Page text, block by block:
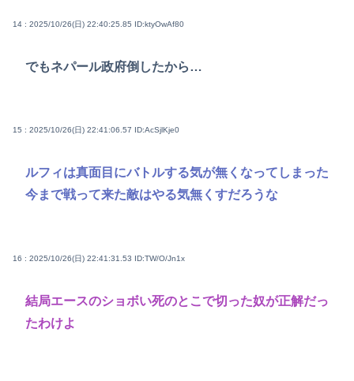
14 : 2025/10/26(日) 22:40:25.85 ID:ktyOwAf80
でもネパール政府倒したから…
15 : 2025/10/26(日) 22:41:06.57 ID:AcSjlKje0
ルフィは真面目にバトルする気が無くなってしまった
今まで戦って来た敵はやる気無くすだろうな
16 : 2025/10/26(日) 22:41:31.53 ID:TW/O/Jn1x
結局エースのショボい死のとこで切った奴が正解だっ
たわけよ